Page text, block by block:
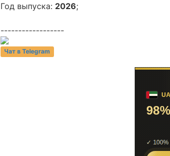
Год выпуска: 2026;
------------------
Чат в Telegram